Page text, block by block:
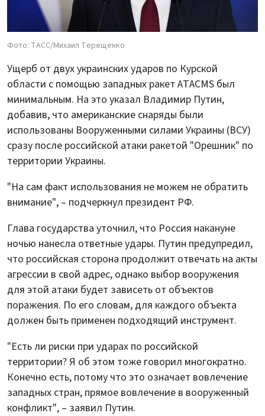
Фото: ТАСС/Михаил Терещенко
Ущерб от двух украинских ударов по Курской
области с помощью западных ракет ATACMS был
минимальным. На это указал Владимир Путин,
добавив, что американские снаряды были
использованы Вооруженными силами Украины (ВСУ)
сразу после российской атаки ракетой "Орешник" по
территории Украины.
"На сам факт использования не можем не обратить
внимание", – подчеркнул президент РФ.
Глава государства уточнил, что Россия накануне
ночью нанесла ответные удары. Путин предупредил,
что российская сторона продолжит отвечать на акты
агрессии в свой адрес, однако выбор вооружения
для этой атаки будет зависеть от объектов
поражения. По его словам, для каждого объекта
должен быть применен подходящий инструмент.
"Есть ли риски при ударах по российской
территории? Я об этом тоже говорил многократно.
Конечно есть, потому что это означает вовлечение
западных стран, прямое вовлечение в вооруженный
конфликт", – заявил Путин.